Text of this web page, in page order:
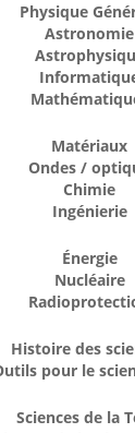
Physique
Astronomie
Matériaux
Ondes /
Chimie
Ingénierie
Énergie
Nucléaire
Histoire des
pour le
Sciences de la